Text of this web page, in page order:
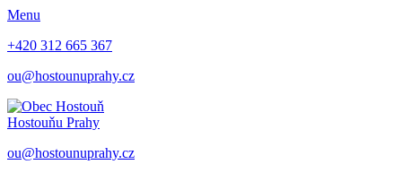
Menu
+420 312 665 367
ou@hostounuprahy.cz
Hostouňu Prahy
ou@hostounuprahy.cz